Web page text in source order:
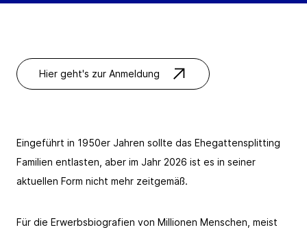
Hier geht's zur Anmeldung
Eingeführt in 1950er Jahren sollte das Ehegattensplitting
Familien entlasten, aber im Jahr 2026 ist es in seiner
aktuellen Form nicht mehr zeitgemäß.
Für die Erwerbsbiografien von Millionen Menschen, meist